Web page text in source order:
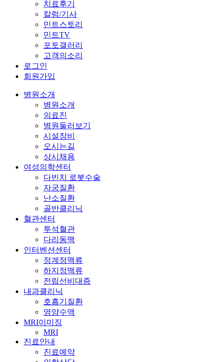
혈관센터
투석혈관
다리동맥
인터벤션센터
정계정맥류
하지정맥류
전립선비대증
내과클리닉
영양수액
MRI이미징
MRI
진료안내
진료예약
의학상담
비공개상담
자주묻는질문
서류발급안내
커뮤니티
공지사항
치료후기
칼럼/기사
민트스토리
민트TV
포토갤러리
고객의소리
로그인
회원가입
병원소개
병원소개
의료진
병원둘러보기
시설장비
오시는길